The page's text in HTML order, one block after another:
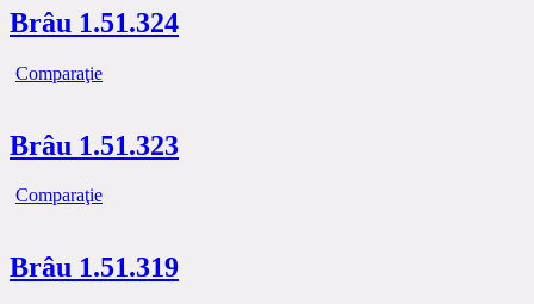
Brâu 1.51.324
Comparaţie
Brâu 1.51.323
Comparaţie
Brâu 1.51.319